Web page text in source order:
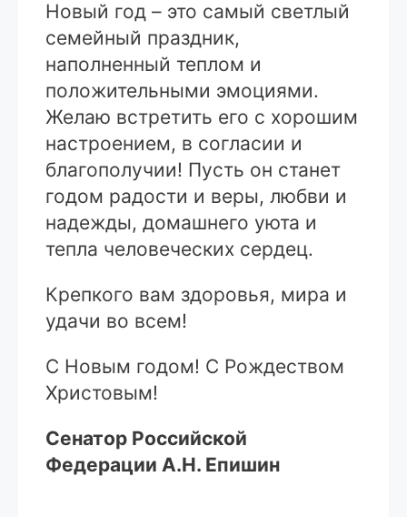
Новый год – это самый светлый
семейный праздник,
наполненный теплом и
положительными эмоциями.
Желаю встретить его с хорошим
настроением, в согласии и
благополучии! Пусть он станет
годом радости и веры, любви и
надежды, домашнего уюта и
тепла человеческих сердец.
Крепкого вам здоровья, мира и
удачи во всем!
С Новым годом! С Рождеством
Христовым!
Сенатор Российской
Федерации А.Н. Епишин